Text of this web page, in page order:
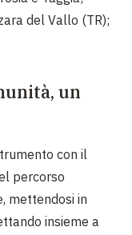
del Vallo (TR);
un
con il
percorso
mettendosi in
insieme a